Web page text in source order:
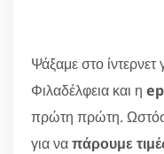
Ψάξαμε στο
Φιλαδέλφεια και η
πρώτη πρώτη.
για ναπάρουμε